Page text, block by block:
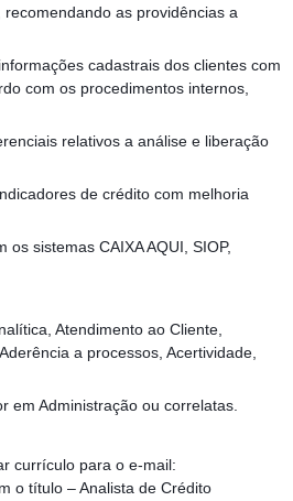
as providências a
cadastrais dos clientes com
com os procedimentos internos,
relativos a análise e liberação
de crédito com melhoria
os sistemas CAIXA AQUI, SIOP,
Atendimento ao Cliente,
a processos, Acertividade,
em Administração ou correlatas.
currículo para o e-mail:
o título – Analista de Crédito